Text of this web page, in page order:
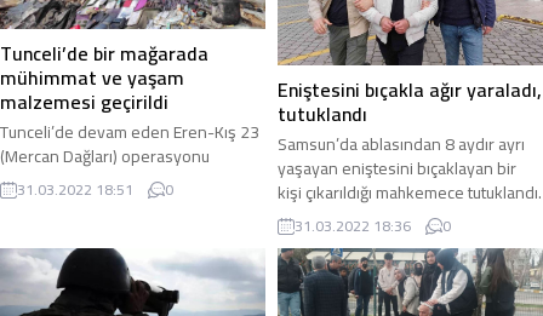
traktörü ile seyir halindeyken Drenaj
Kanalı’na devrildi. Drenaj Kanalı’na
devrilen traktörün...
kaybederek inşaatın 6. katından
aşağıya düştü. Olayı fark eden
inşaattaki diğer...
Tunceli’de bir mağarada
mühimmat ve yaşam
malzemesi geçirildi
Tunceli’de devam eden Eren-Kış 23
(Mercan Dağları) operasyonu
sırasında Ovacık kırsalındaki bir
mağarada bölücü terör örgütü PKK’ya
31.03.2022 18:51 0
Eniştesini bıçakla ağır yaraladı,
tutuklandı
Samsun’da ablasından 8 aydır ayrı
yaşayan eniştesini bıçaklayan bir
kişi çıkarıldığı mahkemece tutuklandı.
Olay, Samsun’un İlkadım ilçesi ...
31.03.2022 18:36 0